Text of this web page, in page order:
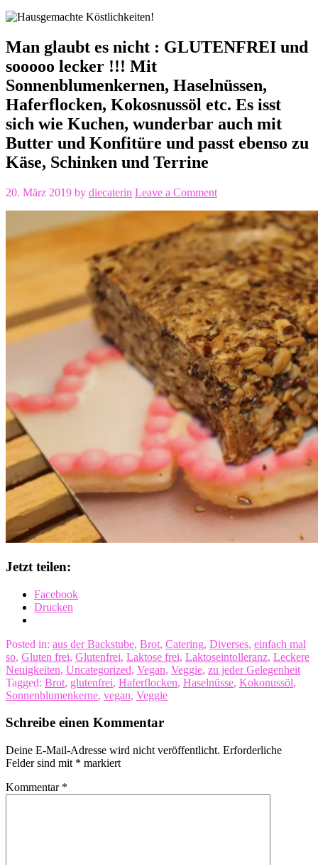
Man glaubt es nicht : GLUTENFREI und
sooooo lecker !!! Mit
Sonnenblumenkernen, Haselnüssen,
Haferflocken, Kokosnussöl etc. Es isst
sich wie Kuchen, wunderbar auch mit
Butter und Konfitüre und passt ebenso zu
Käse, Schinken und Terrine
20. März 2019 by diecaterin Leave a Comment
Jetzt teilen:
Facebook
Drucken
Posted in: aus der Backstube, Brot, Catering, Diverses, einfach mal
so, Gluten frei, Glutenfrei, Laktose frei, Laktoseintolleranz, Leckere
Neuigkeiten, Uncategorized, Vegan, Veggie, zu jeder Gelegenheit
Tagged: Brot, glutenfrei, Haferflocken, Haselnüsse, Kokonussöl,
Sonnenblumenkerne, vegan, Veggie
Schreibe einen Kommentar
Deine E-Mail-Adresse wird nicht veröffentlicht. Erforderliche
Felder sind mit * markiert
Kommentar *